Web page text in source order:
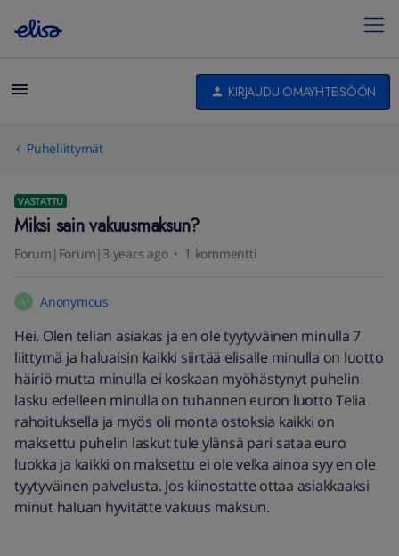
KIRJAUDU OMAYHTEISÖÖN
Puheliittymät
VASTATTU
Miksi sain vakuusmaksun?
Forum|Forum|3 years ago 1 kommentti
A Anonymous
Hei. Olen telian asiakas ja en ole tyytyväinen minulla 7
liittymä ja haluaisin kaikki siirtää elisalle minulla on luotto
häiriö mutta minulla ei koskaan myöhästynyt puhelin
lasku edelleen minulla on tuhannen euron luotto Telia
rahoituksella ja myös oli monta ostoksia kaikki on
maksettu puhelin laskut tule ylänsä pari sataa euro
luokka ja kaikki on maksettu ei ole velka ainoa syy en ole
tyytyväinen palvelusta. Jos kiinostatte ottaa asiakkaaksi
minut haluan hyvitätte vakuus maksun.